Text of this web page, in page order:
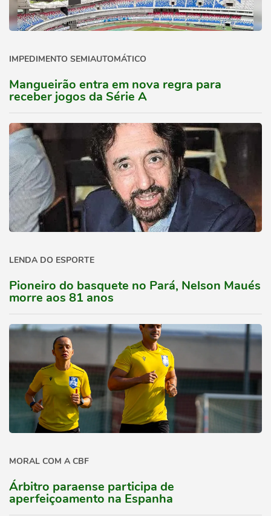
IMPEDIMENTO SEMIAUTOMÁTICO
Mangueirão entra em nova regra para
receber jogos da Série A
LENDA DO ESPORTE
Pioneiro do basquete no Pará, Nelson Maués
morre aos 81 anos
MORAL COM A CBF
Árbitro paraense participa de
aperfeiçoamento na Espanha